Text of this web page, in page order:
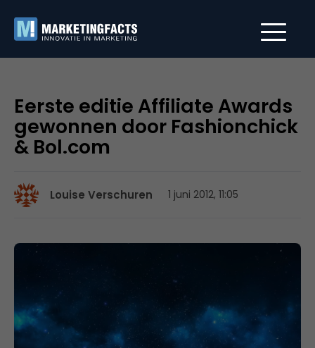
Eerste editie Affiliate Awards
gewonnen door Fashionchick
& Bol.com
Louise Verschuren 1 juni 2012, 11:05